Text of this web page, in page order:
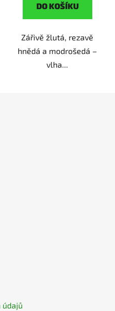
DO KOŠÍKU
Zářivě žlutá, rezavě
hnědá a modrošedá –
vlha...
údajů